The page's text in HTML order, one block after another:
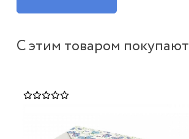
С этим товаром покупают